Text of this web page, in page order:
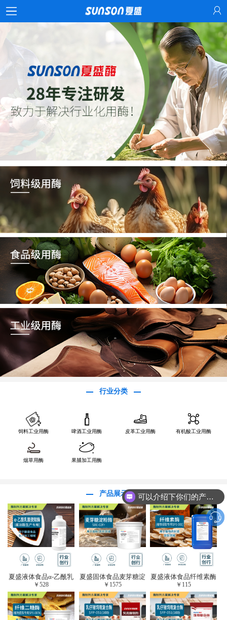
行业分类
饲料工业用酶 啤酒工业用酶 皮革工业用酶 有机酸工业用酶
烟草用酶 果脯加工用酶
产品展示
夏盛液体食品α-乙酰乳
酸脱羧酶(酱油醋生产
专用)FDY-3206
￥528
夏盛固体食品麦芽糖淀
粉酶(烘焙及面粉改良
用酶/发酵类食品可
用)FDG-0012
￥ 1575
夏盛液体食品纤维素酶
(植物提取专用酶/解决
提取液混浊问题/降
黏)FFY-0651
￥ 115
可以介绍下你们的产品么？